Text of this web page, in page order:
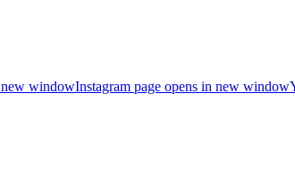
new windowInstagram page opens in new window